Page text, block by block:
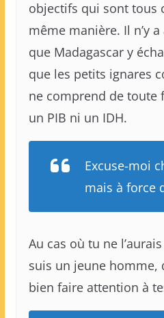
objectifs qui sont tous
même manière. Il n’y
que Madagascar y
que les petits ignares
ne comprend de toute
un PIB ni un IDH.
Excuse-moi
mais à force
Au cas où tu ne
suis un jeune homme,
bien faire attention à